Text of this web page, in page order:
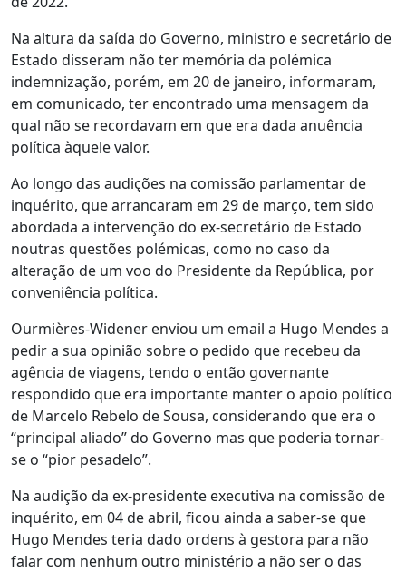
Na altura da saída do Governo, ministro e secretário de
Estado disseram não ter memória da polémica
indemnização, porém, em 20 de janeiro, informaram,
em comunicado, ter encontrado uma mensagem da
qual não se recordavam em que era dada anuência
política àquele valor.
Ao longo das audições na comissão parlamentar de
inquérito, que arrancaram em 29 de março, tem sido
abordada a intervenção do ex-secretário de Estado
noutras questões polémicas, como no caso da
alteração de um voo do Presidente da República, por
conveniência política.
Ourmières-Widener enviou um email a Hugo Mendes a
pedir a sua opinião sobre o pedido que recebeu da
agência de viagens, tendo o então governante
respondido que era importante manter o apoio político
de Marcelo Rebelo de Sousa, considerando que era o
“principal aliado” do Governo mas que poderia tornar-
se o “pior pesadelo”.
Na audição da ex-presidente executiva na comissão de
inquérito, em 04 de abril, ficou ainda a saber-se que
Hugo Mendes teria dado ordens à gestora para não
falar com nenhum outro ministério a não ser o das